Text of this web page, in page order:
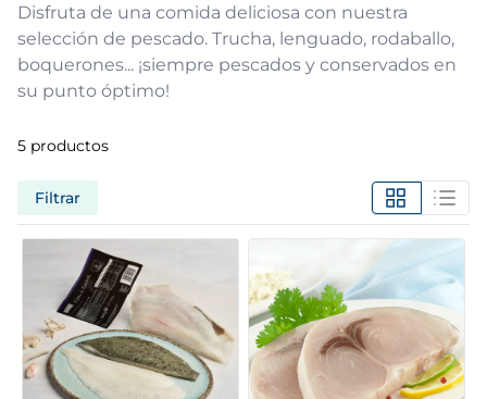
Disfruta de una comida deliciosa con nuestra
selección de pescado. Trucha, lenguado, rodaballo,
boquerones... ¡siempre pescados y conservados en
su punto óptimo!
5 productos
Filtrar
3. patatas
4. gamba
7. canelones
gambon
9. listísimos
pollo